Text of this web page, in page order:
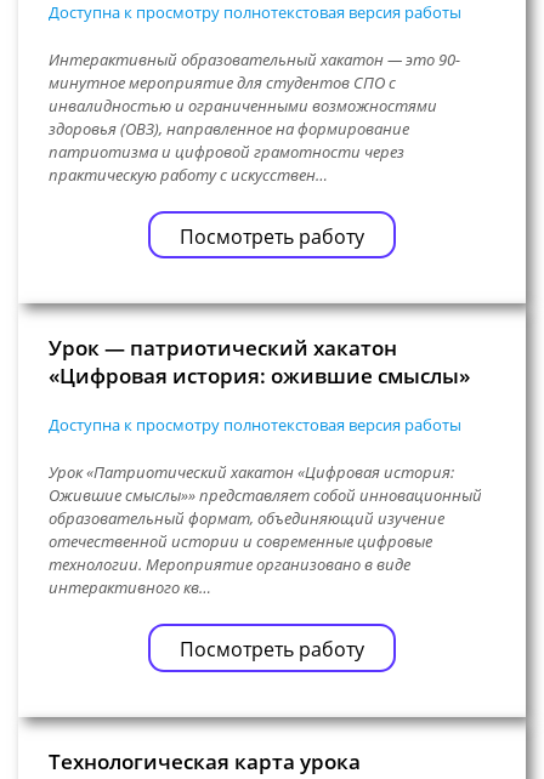
Доступна к просмотру полнотекстовая версия работы
Интерактивный образовательный хакатон — это 90-
минутное мероприятие для студентов СПО с
инвалидностью и ограниченными возможностями
здоровья (ОВЗ), направленное на формирование
патриотизма и цифровой грамотности через
практическую работу с искусствен…
Посмотреть работу
Урок — патриотический хакатон
«Цифровая история: ожившие смыслы»
Доступна к просмотру полнотекстовая версия работы
Урок «Патриотический хакатон «Цифровая история:
Ожившие смыслы»» представляет собой инновационный
образовательный формат, объединяющий изучение
отечественной истории и современные цифровые
технологии. Мероприятие организовано в виде
интерактивного кв…
Посмотреть работу
Технологическая карта урока